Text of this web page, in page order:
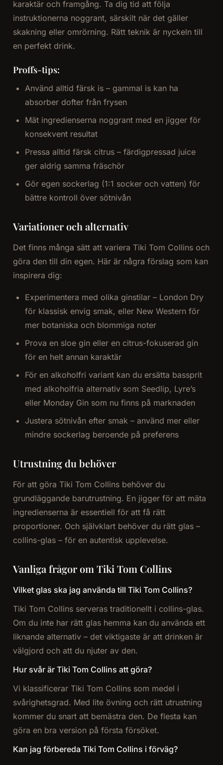
karaktär och framgång. Ta dig tid att följa
instruktionerna noggrant, särskilt när det gäller
skakning eller omrörning. Rätt teknik är nyckeln till
en perfekt drink.
Proffs-tips:
Använd alltid färsk is – gammal is kan ha
absorber dofter från frysen
Mät ingredienserna noggrant med en jigger för
konsekvent resultat
Pressa alltid färsk citrus – färdigpressad juice
ger aldrig samma fräschör
Gör egen sockerlag (1:1 socker och vatten) för
bättre kontroll över sötnivån
Variationer och alternativ
Det finns många sätt att variera Tiki Tom Collins och
göra den till din egen. Här är några förslag som kan
inspirera dig:
Experimentera med olika ginstilar – London Dry
för klassisk envig smak, eller New Western för
mer botaniska och blommiga noter
Prova en sloe gin eller en citrus-fokuserad gin
för en helt annan karaktär
För en alkoholfri variant kan du ersätta bassprit
med alkoholfria alternativ som Seedlip, Lyre’s
eller Monday Gin som nu finns på marknaden
Justera sötnivån efter smak – använd mer eller
mindre sockerlag beroende på preferens
Utrustning du behöver
För att göra Tiki Tom Collins behöver du
grundläggande barutrustning. En jigger för att mäta
ingredienserna är essentiell för att få rätt
proportioner. Och självklart behöver du rätt glas –
collins-glas – för en autentisk upplevelse.
Vanliga frågor om Tiki Tom Collins
Vilket glas ska jag använda till Tiki Tom Collins?
Tiki Tom Collins serveras traditionellt i collins-glas.
Om du inte har rätt glas hemma kan du använda ett
liknande alternativ – det viktigaste är att drinken är
välgjord och att du njuter av den.
Hur svår är Tiki Tom Collins att göra?
Vi klassificerar Tiki Tom Collins som medel i
svårighetsgrad. Med lite övning och rätt utrustning
kommer du snart att bemästra den. De flesta kan
göra en bra version på första försöket.
Kan jag förbereda Tiki Tom Collins i förväg?